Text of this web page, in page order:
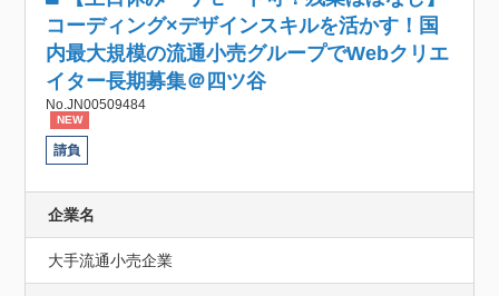
コーディング×デザインスキルを活かす！国
内最大規模の流通小売グループでWebクリエ
イター長期募集＠四ツ谷
No.JN00509484
NEW
請負
企業名
大手流通小売企業